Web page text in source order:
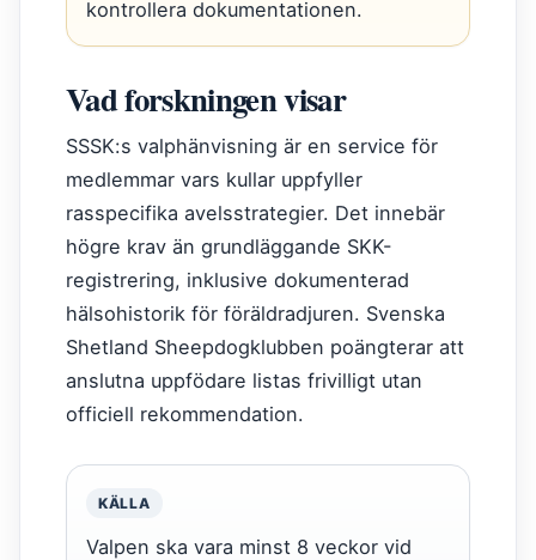
kontrollera dokumentationen.
Vad forskningen visar
SSSK:s valphänvisning är en service för
medlemmar vars kullar uppfyller
rasspecifika avelsstrategier. Det innebär
högre krav än grundläggande SKK-
registrering, inklusive dokumenterad
hälsohistorik för föräldradjuren. Svenska
Shetland Sheepdogklubben poängterar att
anslutna uppfödare listas frivilligt utan
officiell rekommendation.
KÄLLA
Valpen ska vara minst 8 veckor vid